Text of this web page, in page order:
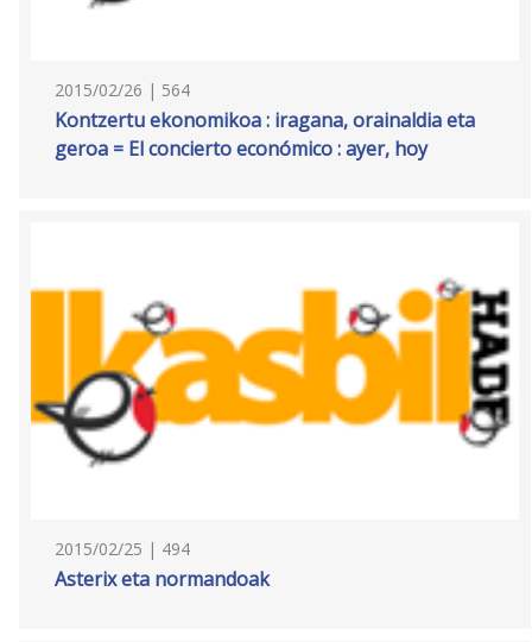
2015/02/26 | 564
Kontzertu ekonomikoa : iragana, orainaldia eta
geroa = El concierto económico : ayer, hoy
2015/02/25 | 494
Asterix eta normandoak